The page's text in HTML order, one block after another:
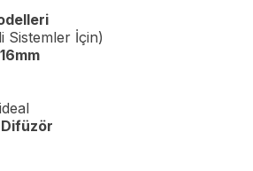
Sistemler İçin)
Difüzör